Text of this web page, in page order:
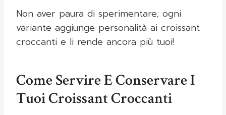
Non aver paura di sperimentare; ogni
variante aggiunge personalità ai croissant
croccanti e li rende ancora più tuoi!
Come Servire E Conservare I
Tuoi Croissant Croccanti